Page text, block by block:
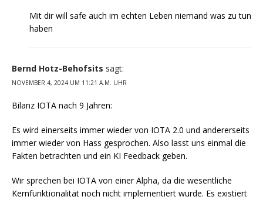
Mit dir will safe auch im echten Leben niemand was zu tun
haben
Bernd Hotz-Behofsits sagt:
NOVEMBER 4, 2024 UM 11:21 A.M. UHR
Bilanz IOTA nach 9 Jahren:
Es wird einerseits immer wieder von IOTA 2.0 und andererseits
immer wieder von Hass gesprochen. Also lasst uns einmal die
Fakten betrachten und ein KI Feedback geben.
Wir sprechen bei IOTA von einer Alpha, da die wesentliche
Kernfunktionalität noch nicht implementiert wurde. Es existiert